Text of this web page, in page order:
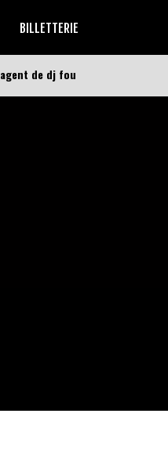
BILLETTERIE
agent de dj fou